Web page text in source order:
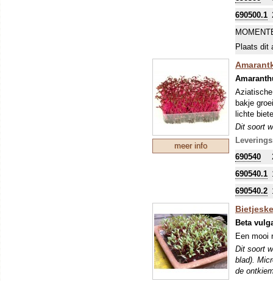
690500.1
Plaats dit
meer info
bakje
lichte
Dit soort
blad).
690540
690540.1
690540.2
Beta
Een mooi
Dit soort
blad).
de